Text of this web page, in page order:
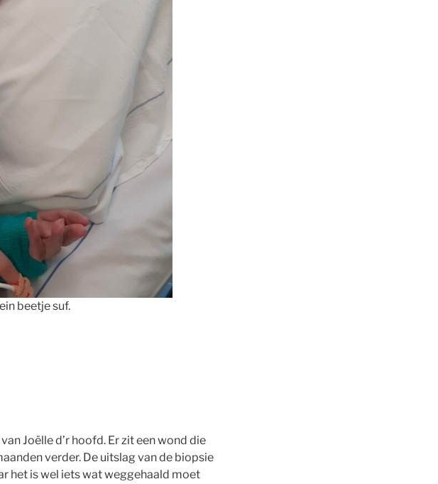
beetje suf.
Joëlle d’r hoofd. Er zit een wond die
verder. De uitslag van de biopsie
het is wel iets wat weggehaald moet